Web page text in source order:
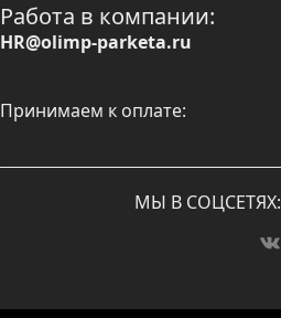
Работа в компании:
HR@olimp-parketa.ru
Принимаем к оплате:
МЫ В СОЦСЕТЯХ: